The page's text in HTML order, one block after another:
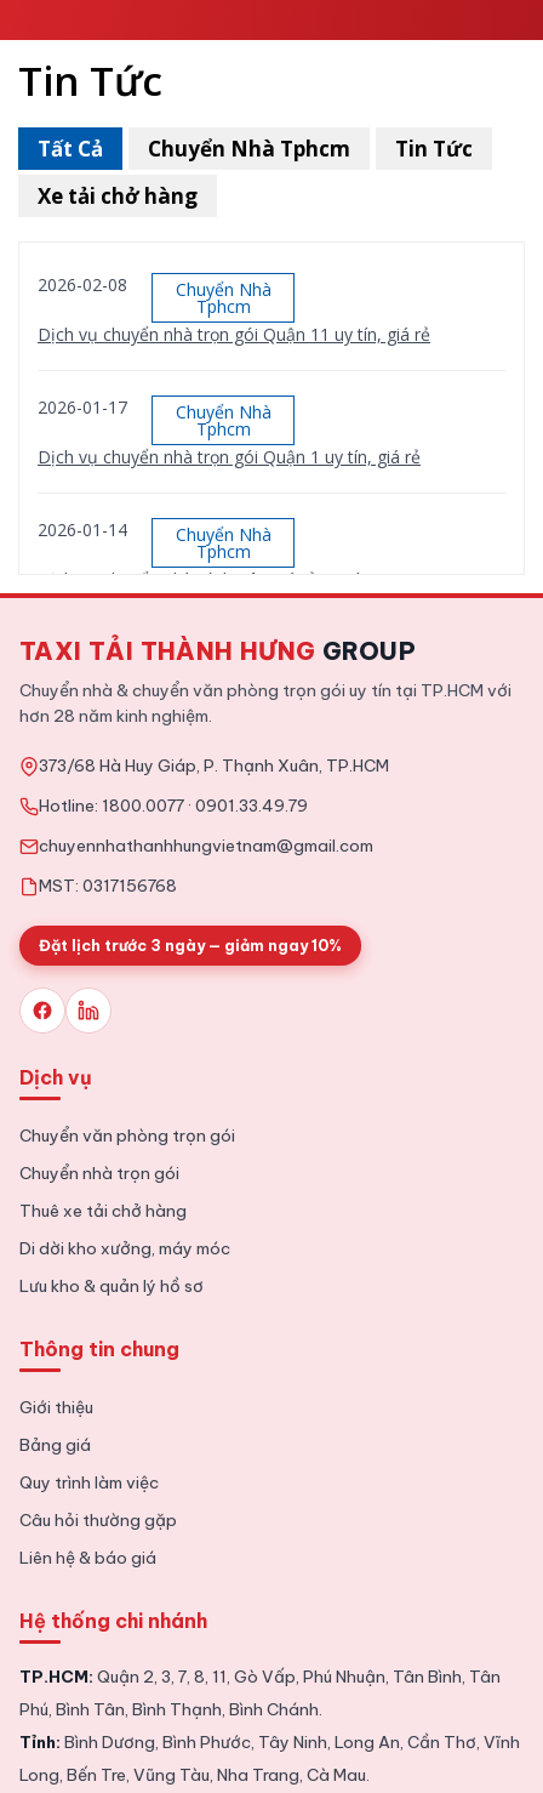
Tin Tức
Tất Cả
2026-02-08 Chuyển Nhà
Tphcm
Dịch vụ chuyển nhà trọn gói Quận 11 uy tín, giá rẻ
2026-01-17 Chuyển Nhà
Tphcm
Dịch vụ chuyển nhà trọn gói Quận 1 uy tín, giá rẻ
2026-01-14 Chuyển Nhà
Tphcm
Dịch vụ chuyển nhà Bình Tân giá rẻ, uy tín
2026-01-12 Chuyển Nhà
Dịch vụ chuyển nhà trọn gói Quận 9 uy tín, giá rẻ
2025-11-09
Tin Tức
Tổng hợp kinh nghiệm chuyển văn phòng chi tiết từ A tới Z
Chuyển Nhà Tphcm
Tin Tức
Xe tải chở hàng
TAXI TẢI THÀNH HƯNG GROUP
Chuyển nhà & chuyển văn phòng trọn gói uy tín tại TP.HCM với
hơn 28 năm kinh nghiệm.
373/68 Hà Huy Giáp, P. Thạnh Xuân, TP.HCM
Hotline: 1800.0077 · 0901.33.49.79
chuyennhathanhhungvietnam@gmail.com
MST: 0317156768
Đặt lịch trước 3 ngày — giảm ngay 10%
Dịch vụ
Chuyển văn phòng trọn gói
Chuyển nhà trọn gói
Thuê xe tải chở hàng
Di dời kho xưởng, máy móc
Lưu kho & quản lý hồ sơ
Thông tin chung
Giới thiệu
Bảng giá
Quy trình làm việc
Câu hỏi thường gặp
Liên hệ & báo giá
Hệ thống chi nhánh
TP.HCM: Quận 2, 3, 7, 8, 11, Gò Vấp, Phú Nhuận, Tân Bình, Tân
Phú, Bình Tân, Bình Thạnh, Bình Chánh.
Tỉnh: Bình Dương, Bình Phước, Tây Ninh, Long An, Cần Thơ, Vĩnh
Long, Bến Tre, Vũng Tàu, Nha Trang, Cà Mau.